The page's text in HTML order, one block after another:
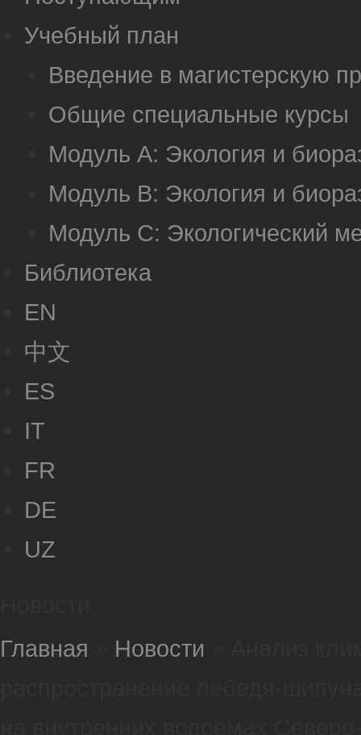
Учебный план
Введение в магистерскую
Общие специальные курсы
Модуль А: Экология и
Модуль B: Экология и
Модуль C: Экологический
Библиотека
EN
中文
ES
IT
FR
DE
UZ
Главная
Новости